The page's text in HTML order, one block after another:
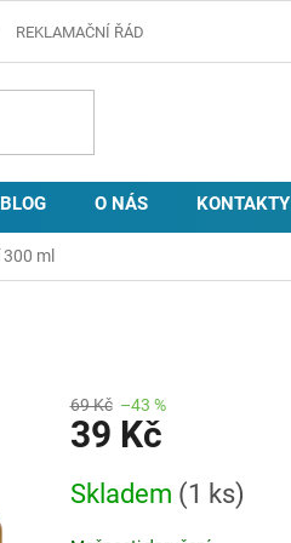
REKLAMAČNÍ ŘÁD
BLOG O NÁS KONTAKTY
ml
69 Kč –43 %
39 Kč
cena:
Skladem (1 ks)